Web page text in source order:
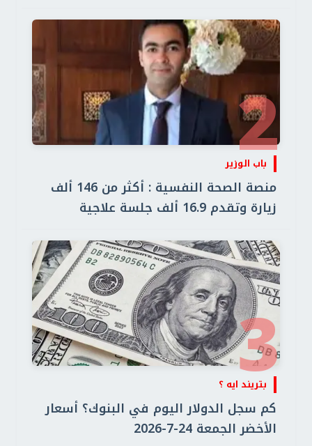
2
باب الوزير
منصة الصحة النفسية : أكثر من 146 ألف
زيارة وتقدم 16.9 ألف جلسة علاجية
3
بتريند ايه ؟
كم سجل الدولار اليوم في البنوك؟ أسعار
الأخضر الجمعة 24-7-2026